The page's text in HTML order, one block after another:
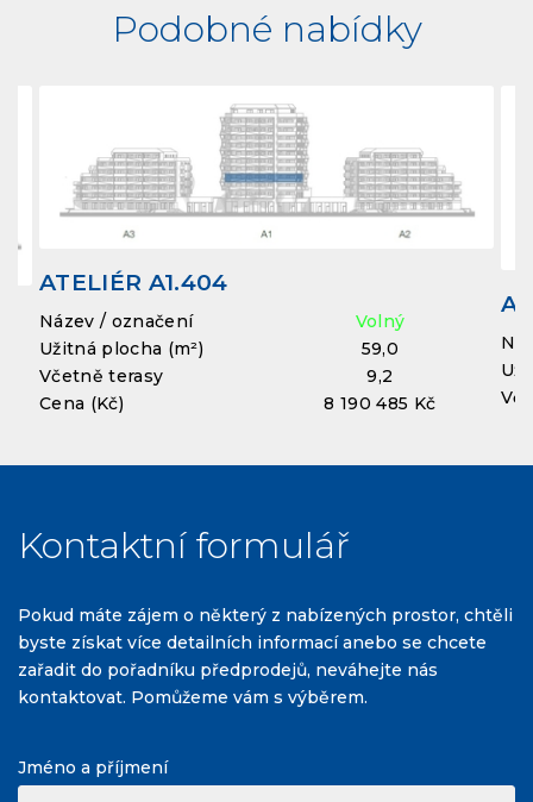
Podobné nabídky
ATELIÉR A1.404
Název / označení
Volný
Užitná plocha (m²)
59,0
Včetně terasy
9,2
Cena (Kč)
8 190 485 Kč
Kontaktní formulář
Pokud máte zájem o některý z nabízených prostor, chtěli
byste získat více detailních informací anebo se chcete
zařadit do pořadníku předprodejů, neváhejte nás
kontaktovat. Pomůžeme vám s výběrem.
Jméno a příjmení